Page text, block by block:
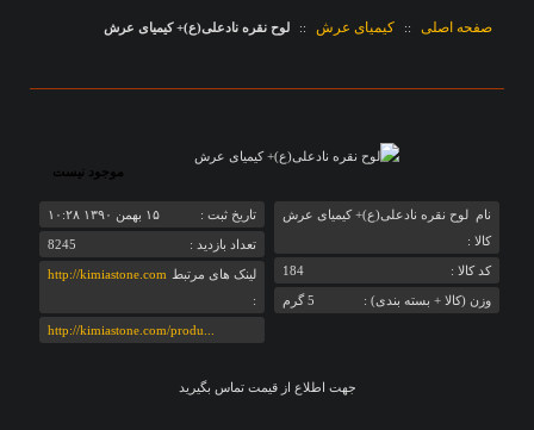
صفحه اصلی :: کیمیای عرش :: لوح نقره نادعلی(ع)+ کیمیای عرش
موجود نیست
لوح نقره نادعلی(ع)+ کیمیای عرش نام
کالا :
184 کد کالا :
5 گرم وزن (کالا + بسته بندی) :
‎۱۵ بهمن ۱۳۹۰ ۱۰:۲۸ تاريخ ثبت :
8245 تعداد بازديد :
http://kimiastone.com لینک های مرتبط
:
http://kimiastone.com/produ...
جهت اطلاع از قیمت تماس بگیرید